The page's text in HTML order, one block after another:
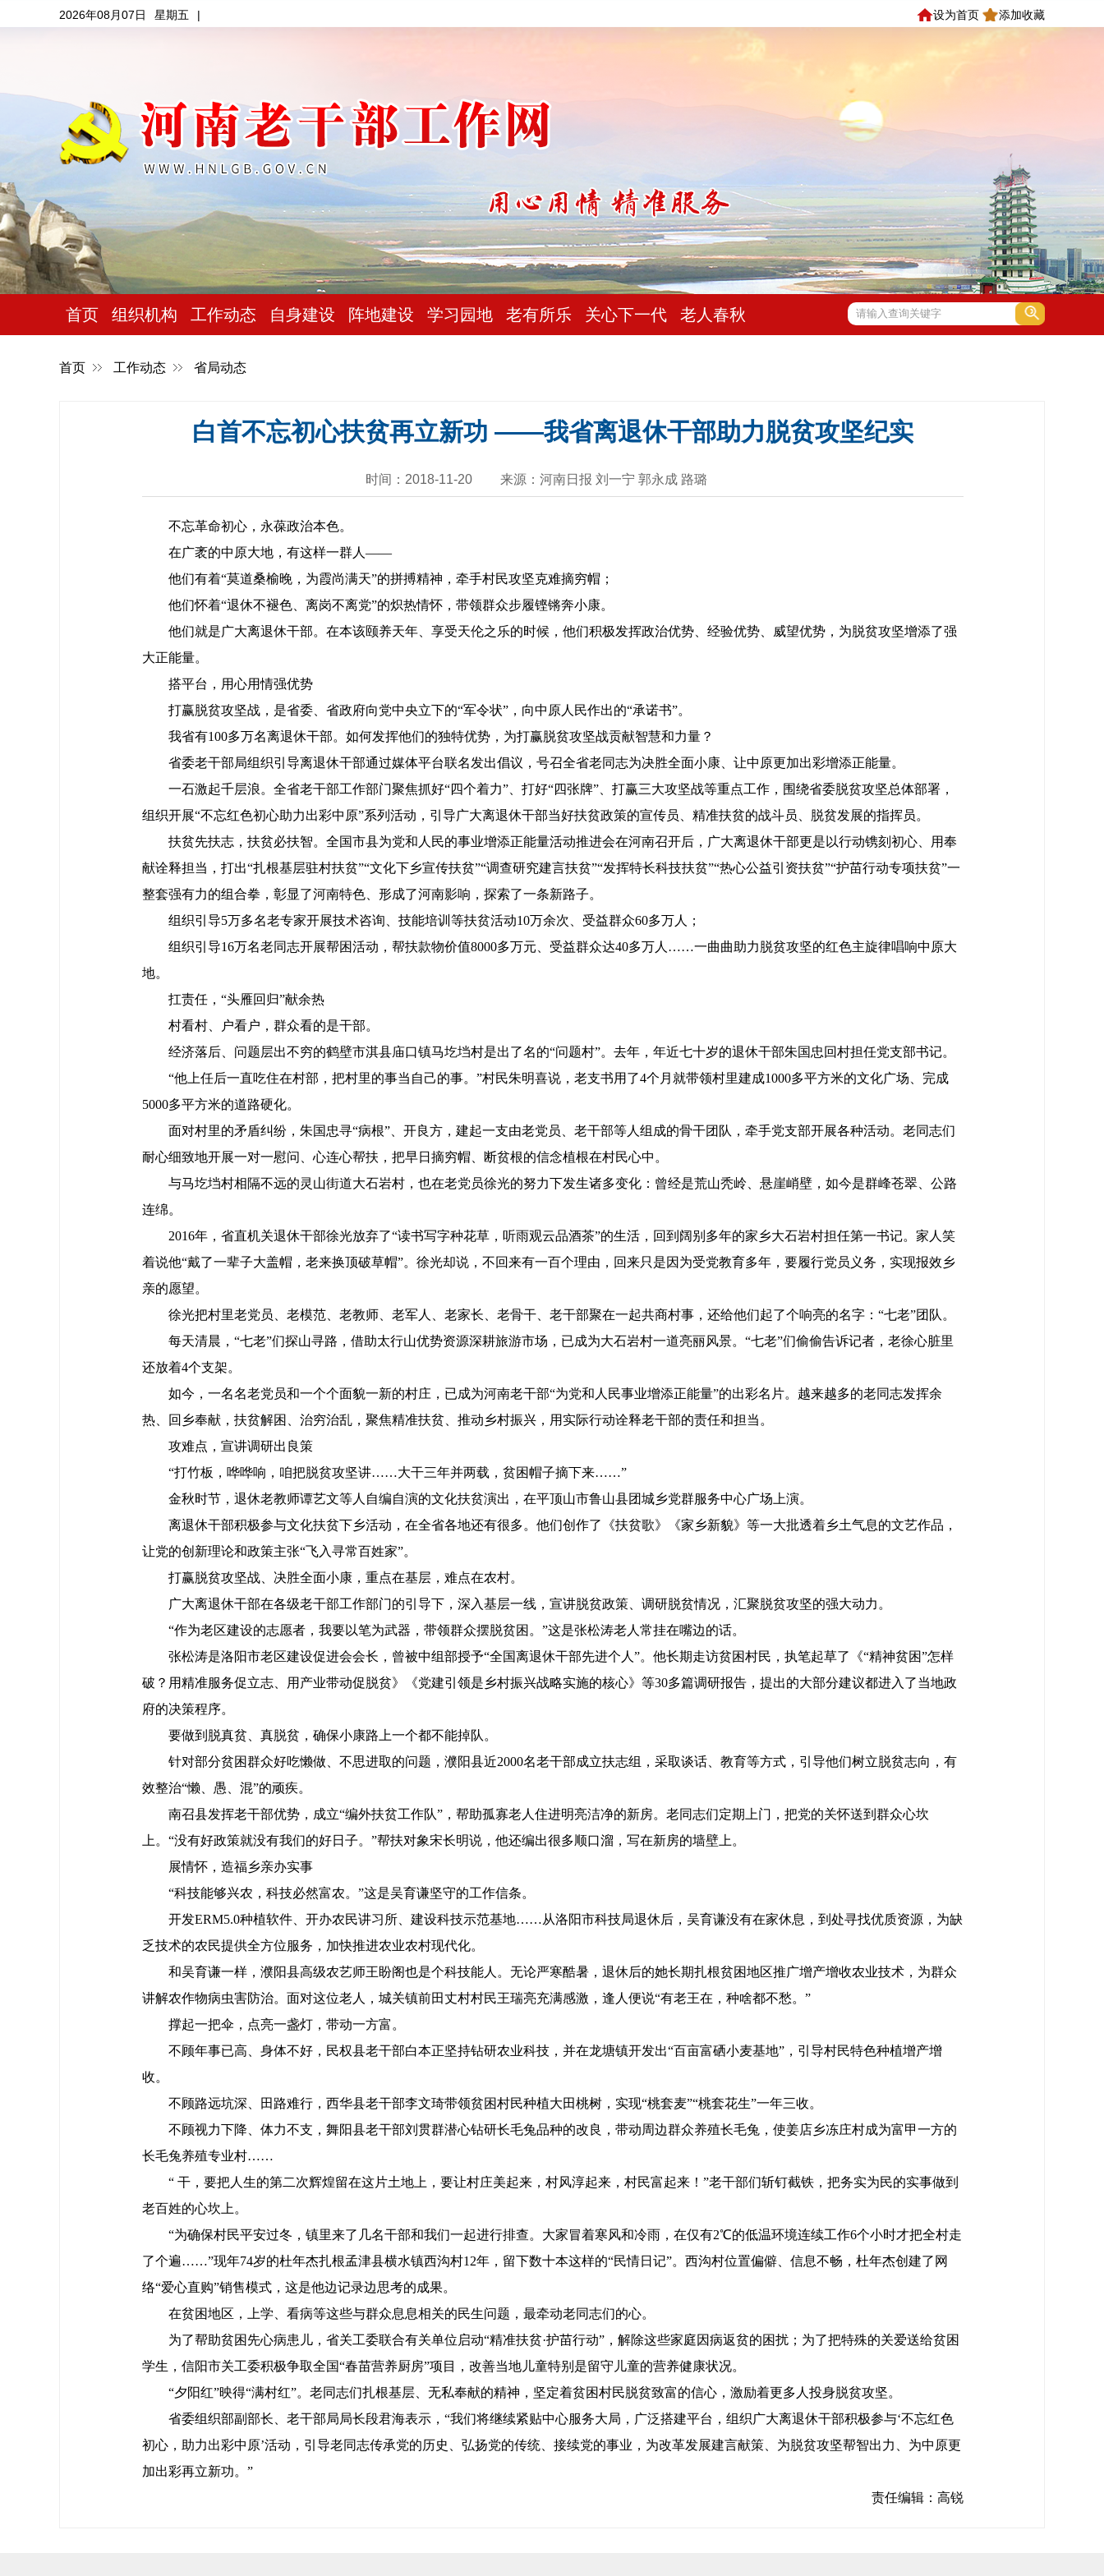
2026年08月07日 星期五 | 设为首页 添加收藏
首页 组织机构 工作动态 自身建设 阵地建设 学习园地 老有所乐 关心下一代 老人春秋
首页 工作动态 省局动态
白首不忘初心扶贫再立新功 ——我省离退休干部助力脱贫攻坚纪实
时间：2018-11-20 来源：河南日报 刘一宁 郭永成 路璐
不忘革命初心，永葆政治本色。
在广袤的中原大地，有这样一群人——
他们有着“莫道桑榆晚，为霞尚满天”的拼搏精神，牵手村民攻坚克难摘穷帽；
他们怀着“退休不褪色、离岗不离党”的炽热情怀，带领群众步履铿锵奔小康。
他们就是广大离退休干部。在本该颐养天年、享受天伦之乐的时候，他们积极发挥政治优势、经验优势、威望优势，为脱贫攻坚增添了强
大正能量。
搭平台，用心用情强优势
打赢脱贫攻坚战，是省委、省政府向党中央立下的“军令状”，向中原人民作出的“承诺书”。
我省有100多万名离退休干部。如何发挥他们的独特优势，为打赢脱贫攻坚战贡献智慧和力量？
省委老干部局组织引导离退休干部通过媒体平台联名发出倡议，号召全省老同志为决胜全面小康、让中原更加出彩增添正能量。
一石激起千层浪。全省老干部工作部门聚焦抓好“四个着力”、打好“四张牌”、打赢三大攻坚战等重点工作，围绕省委脱贫攻坚总体部署，
组织开展“不忘红色初心助力出彩中原”系列活动，引导广大离退休干部当好扶贫政策的宣传员、精准扶贫的战斗员、脱贫发展的指挥员。
扶贫先扶志，扶贫必扶智。全国市县为党和人民的事业增添正能量活动推进会在河南召开后，广大离退休干部更是以行动镌刻初心、用奉
献诠释担当，打出“扎根基层驻村扶贫”“文化下乡宣传扶贫”“调查研究建言扶贫”“发挥特长科技扶贫”“热心公益引资扶贫”“护苗行动专项扶贫”一
整套强有力的组合拳，彰显了河南特色、形成了河南影响，探索了一条新路子。
组织引导5万多名老专家开展技术咨询、技能培训等扶贫活动10万余次、受益群众60多万人；
组织引导16万名老同志开展帮困活动，帮扶款物价值8000多万元、受益群众达40多万人……一曲曲助力脱贫攻坚的红色主旋律唱响中原大
地。
扛责任，“头雁回归”献余热
村看村、户看户，群众看的是干部。
经济落后、问题层出不穷的鹤壁市淇县庙口镇马圪垱村是出了名的“问题村”。去年，年近七十岁的退休干部朱国忠回村担任党支部书记。
“他上任后一直吃住在村部，把村里的事当自己的事。”村民朱明喜说，老支书用了4个月就带领村里建成1000多平方米的文化广场、完成
5000多平方米的道路硬化。
面对村里的矛盾纠纷，朱国忠寻“病根”、开良方，建起一支由老党员、老干部等人组成的骨干团队，牵手党支部开展各种活动。老同志们
耐心细致地开展一对一慰问、心连心帮扶，把早日摘穷帽、断贫根的信念植根在村民心中。
与马圪垱村相隔不远的灵山街道大石岩村，也在老党员徐光的努力下发生诸多变化：曾经是荒山秃岭、悬崖峭壁，如今是群峰苍翠、公路
连绵。
2016年，省直机关退休干部徐光放弃了“读书写字种花草，听雨观云品酒茶”的生活，回到阔别多年的家乡大石岩村担任第一书记。家人笑
着说他“戴了一辈子大盖帽，老来换顶破草帽”。徐光却说，不回来有一百个理由，回来只是因为受党教育多年，要履行党员义务，实现报效乡
亲的愿望。
徐光把村里老党员、老模范、老教师、老军人、老家长、老骨干、老干部聚在一起共商村事，还给他们起了个响亮的名字：“七老”团队。
每天清晨，“七老”们探山寻路，借助太行山优势资源深耕旅游市场，已成为大石岩村一道亮丽风景。“七老”们偷偷告诉记者，老徐心脏里
还放着4个支架。
如今，一名名老党员和一个个面貌一新的村庄，已成为河南老干部“为党和人民事业增添正能量”的出彩名片。越来越多的老同志发挥余
热、回乡奉献，扶贫解困、治穷治乱，聚焦精准扶贫、推动乡村振兴，用实际行动诠释老干部的责任和担当。
攻难点，宣讲调研出良策
“打竹板，哗哗响，咱把脱贫攻坚讲……大干三年并两载，贫困帽子摘下来……”
金秋时节，退休老教师谭艺文等人自编自演的文化扶贫演出，在平顶山市鲁山县团城乡党群服务中心广场上演。
离退休干部积极参与文化扶贫下乡活动，在全省各地还有很多。他们创作了《扶贫歌》《家乡新貌》等一大批透着乡土气息的文艺作品，
让党的创新理论和政策主张“飞入寻常百姓家”。
打赢脱贫攻坚战、决胜全面小康，重点在基层，难点在农村。
广大离退休干部在各级老干部工作部门的引导下，深入基层一线，宣讲脱贫政策、调研脱贫情况，汇聚脱贫攻坚的强大动力。
“作为老区建设的志愿者，我要以笔为武器，带领群众摆脱贫困。”这是张松涛老人常挂在嘴边的话。
张松涛是洛阳市老区建设促进会会长，曾被中组部授予“全国离退休干部先进个人”。他长期走访贫困村民，执笔起草了《“精神贫困”怎样
破？用精准服务促立志、用产业带动促脱贫》《党建引领是乡村振兴战略实施的核心》等30多篇调研报告，提出的大部分建议都进入了当地政
府的决策程序。
要做到脱真贫、真脱贫，确保小康路上一个都不能掉队。
针对部分贫困群众好吃懒做、不思进取的问题，濮阳县近2000名老干部成立扶志组，采取谈话、教育等方式，引导他们树立脱贫志向，有
效整治“懒、愚、混”的顽疾。
南召县发挥老干部优势，成立“编外扶贫工作队”，帮助孤寡老人住进明亮洁净的新房。老同志们定期上门，把党的关怀送到群众心坎
上。“没有好政策就没有我们的好日子。”帮扶对象宋长明说，他还编出很多顺口溜，写在新房的墙壁上。
展情怀，造福乡亲办实事
“科技能够兴农，科技必然富农。”这是吴育谦坚守的工作信条。
开发ERM5.0种植软件、开办农民讲习所、建设科技示范基地……从洛阳市科技局退休后，吴育谦没有在家休息，到处寻找优质资源，为缺
乏技术的农民提供全方位服务，加快推进农业农村现代化。
和吴育谦一样，濮阳县高级农艺师王盼阁也是个科技能人。无论严寒酷暑，退休后的她长期扎根贫困地区推广增产增收农业技术，为群众
讲解农作物病虫害防治。面对这位老人，城关镇前田丈村村民王瑞亮充满感激，逢人便说“有老王在，种啥都不愁。”
撑起一把伞，点亮一盏灯，带动一方富。
不顾年事已高、身体不好，民权县老干部白本正坚持钻研农业科技，并在龙塘镇开发出“百亩富硒小麦基地”，引导村民特色种植增产增
收。
不顾路远坑深、田路难行，西华县老干部李文琦带领贫困村民种植大田桃树，实现“桃套麦”“桃套花生”一年三收。
不顾视力下降、体力不支，舞阳县老干部刘贯群潜心钻研长毛兔品种的改良，带动周边群众养殖长毛兔，使姜店乡冻庄村成为富甲一方的
长毛兔养殖专业村……
“ 干，要把人生的第二次辉煌留在这片土地上，要让村庄美起来，村风淳起来，村民富起来！”老干部们斩钉截铁，把务实为民的实事做到
老百姓的心坎上。
“为确保村民平安过冬，镇里来了几名干部和我们一起进行排查。大家冒着寒风和冷雨，在仅有2℃的低温环境连续工作6个小时才把全村走
了个遍……”现年74岁的杜年杰扎根孟津县横水镇西沟村12年，留下数十本这样的“民情日记”。西沟村位置偏僻、信息不畅，杜年杰创建了网
络“爱心直购”销售模式，这是他边记录边思考的成果。
在贫困地区，上学、看病等这些与群众息息相关的民生问题，最牵动老同志们的心。
为了帮助贫困先心病患儿，省关工委联合有关单位启动“精准扶贫·护苗行动”，解除这些家庭因病返贫的困扰；为了把特殊的关爱送给贫困
学生，信阳市关工委积极争取全国“春苗营养厨房”项目，改善当地儿童特别是留守儿童的营养健康状况。
“夕阳红”映得“满村红”。老同志们扎根基层、无私奉献的精神，坚定着贫困村民脱贫致富的信心，激励着更多人投身脱贫攻坚。
省委组织部副部长、老干部局局长段君海表示，“我们将继续紧贴中心服务大局，广泛搭建平台，组织广大离退休干部积极参与‘不忘红色
初心，助力出彩中原’活动，引导老同志传承党的历史、弘扬党的传统、接续党的事业，为改革发展建言献策、为脱贫攻坚帮智出力、为中原更
加出彩再立新功。”
责任编辑：高锐